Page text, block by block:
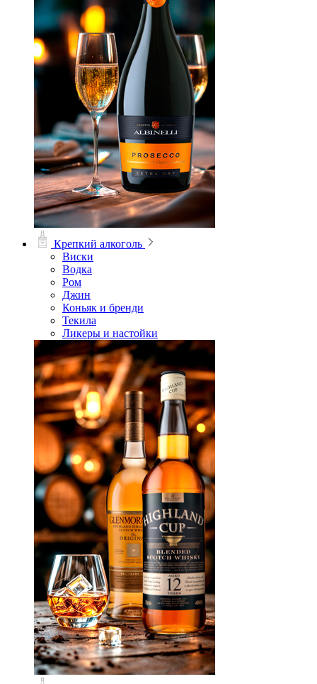
Крепкий алкоголь
Виски
Водка
Ром
Джин
Коньяк и бренди
Текила
Ликеры и настойки